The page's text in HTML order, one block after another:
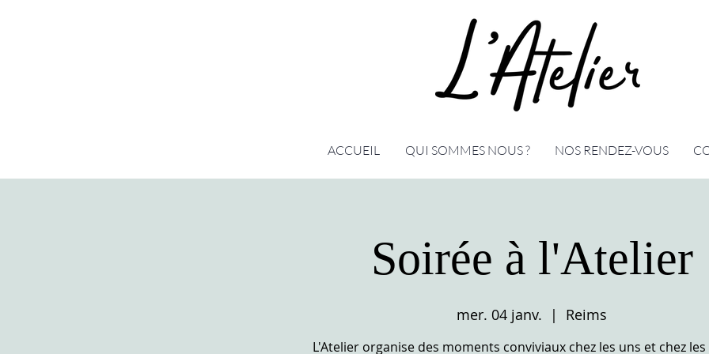
ACCUEIL QUI SOMMES NOUS ? NOS RENDEZ-VOUS
Soirée à l'Atelier
mer. 04 janv.
  |
Reims
L'Atelier organise des moments conviviaux chez les uns et chez